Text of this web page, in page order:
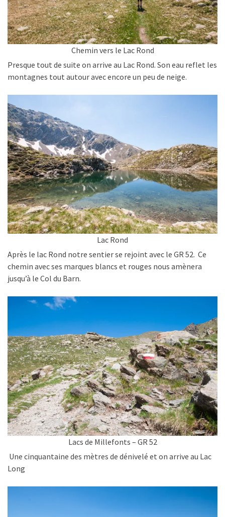
Chemin vers le Lac Rond
Presque tout de suite on arrive au Lac Rond. Son eau reflet les
montagnes tout autour avec encore un peu de neige.
Lac Rond
Après le lac Rond notre sentier se rejoint avec le GR 52. Ce
chemin avec ses marques blancs et rouges nous amènera
jusqu’à le Col du Barn.
Lacs de Millefonts – GR 52
Une cinquantaine des mètres de dénivelé et on arrive au Lac
Long